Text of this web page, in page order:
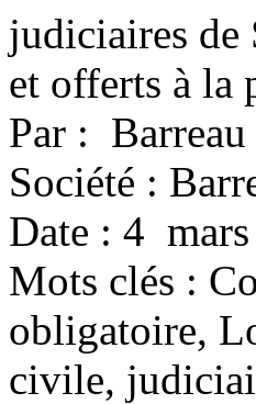
judiciaires de
et offerts à la
Par : Barreau
Société :
Date : 4
Mots clés :
obligatoire,
civile,